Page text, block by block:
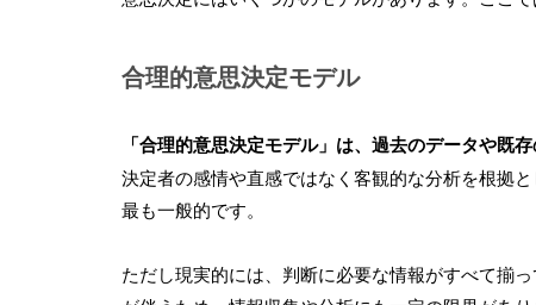
合理的意思決定モデル
「合理的意思決定モデル」は、過去のデータや既
決定者の感情や直感ではなく客観的な分析を根拠
最も一般的です。
ただし現実的には、判断に必要な情報がすべて揃